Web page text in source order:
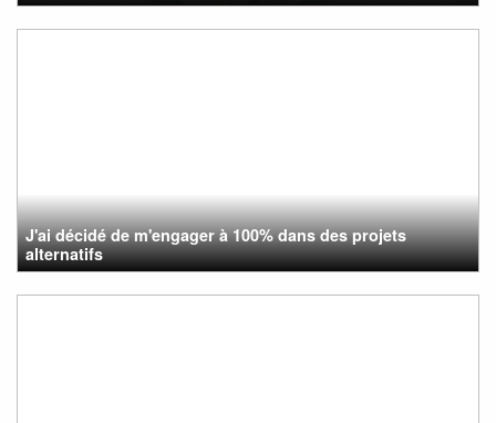
J'ai décidé de m'engager à 100% dans des projets
alternatifs